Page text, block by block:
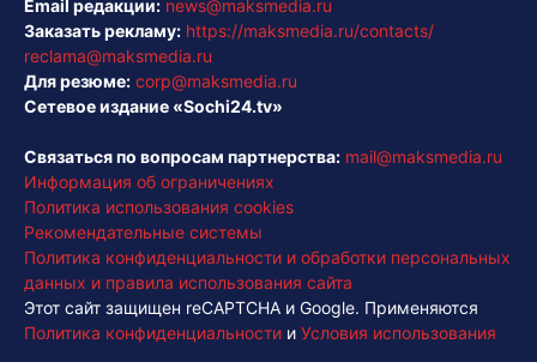
Email редакции: news@maksmedia.ru
Заказать рекламу: https://maksmedia.ru/contacts/
reclama@maksmedia.ru
Для резюме: corp@maksmedia.ru
Сетевое издание «Sochi24.tv»
Связаться по вопросам партнерства: mail@maksmedia.ru
Информация об ограничениях
Политика использования cookies
Рекомендательные системы
Политика конфиденциальности и обработки персональных
данных и правила использования сайта
Этот сайт защищен reCAPTCHA и Google. Применяются
Политика конфиденциальности и Условия использования